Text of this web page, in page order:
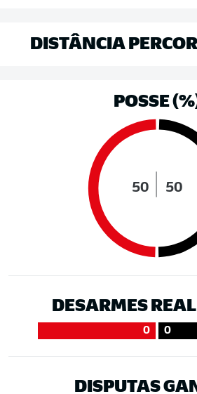
DISTÂNCIA
POSSE
50 50
DESARMES
0 0
DISPUTAS